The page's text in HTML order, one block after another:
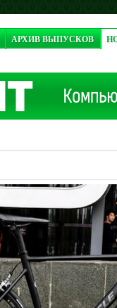
АРХИВ ВЫПУСКОВ